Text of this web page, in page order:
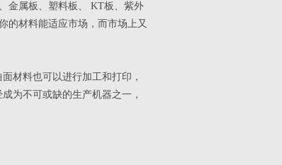
金属板、塑料板、 KT板、紫外
的材料能适应市场，而市场上又
材料也可以进行加工和打印，
为不可或缺的生产机器之一，